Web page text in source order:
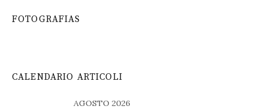
FOTOGRAFIAS
CALENDARIO ARTICOLI
AGOSTO 2026